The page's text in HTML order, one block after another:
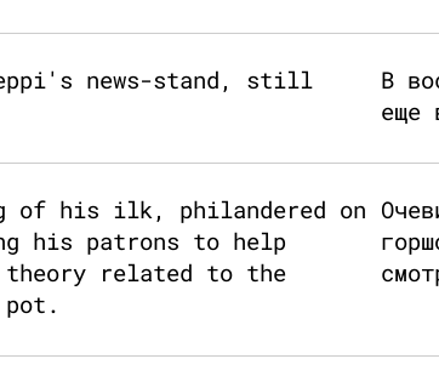
news-stand, still
В
еще
of his ilk, philandered on
his patrons to help
theory related to the
pot.